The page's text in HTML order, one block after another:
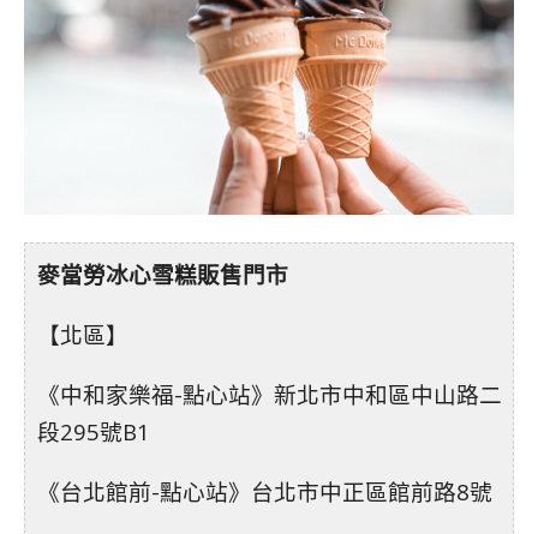
麥當勞冰心雪糕販售門市
【北區】
《中和家樂福-點心站》新北市中和區中山路二
段295號B1
《台北館前-點心站》台北市中正區館前路8號